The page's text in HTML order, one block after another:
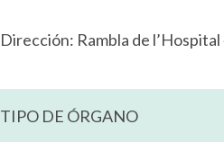
Dirección: Rambla de l’Hospital
TIPO DE ÓRGANO